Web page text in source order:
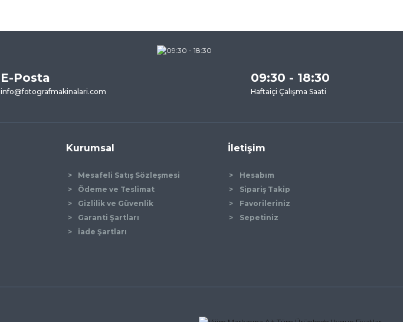
E-Posta
info@fotografmakinalari.com
09:30 - 18:30
Haftaiçi Çalışma Saati
Kurumsal
Mesafeli Satış Sözleşmesi
Ödeme ve Teslimat
Gizlilik ve Güvenlik
Garanti Şartları
İade Şartları
İletişim
Hesabım
Sipariş Takip
Favorileriniz
Sepetiniz